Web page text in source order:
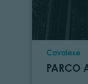
Località
Cavalese
PARCO